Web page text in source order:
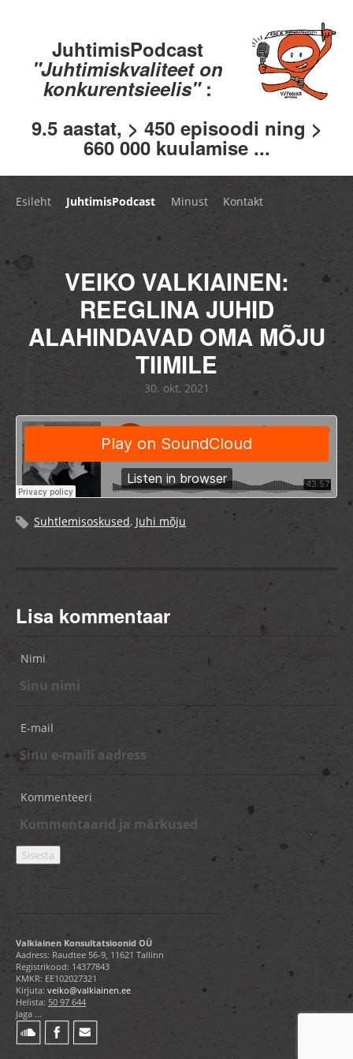
JuhtimisPodcast
"Juhtimiskvaliteet on
konkurentsieelis" :
9.5 aastat, > 450 episoodi ning >
660 000 kuulamise ...
Esileht JuhtimisPodcast Minust Kontakt
VEIKO VALKIAINEN:
REEGLINA JUHID
ALAHINDAVAD OMA MÕJU
TIIMILE
30. okt, 2021
Suhtlemisoskused, Juhi mõju
Lisa kommentaar
Nimi
E-mail
Kommenteeri
Valkiainen Konsultatsioonid OÜ
Aadress: Raudtee 56-9, 11621 Tallinn
Registrikood: 14377843
KMKR: EE102027321
Kirjuta: veiko@valkiainen.ee
Helista: 50 97 644
Jaga ...